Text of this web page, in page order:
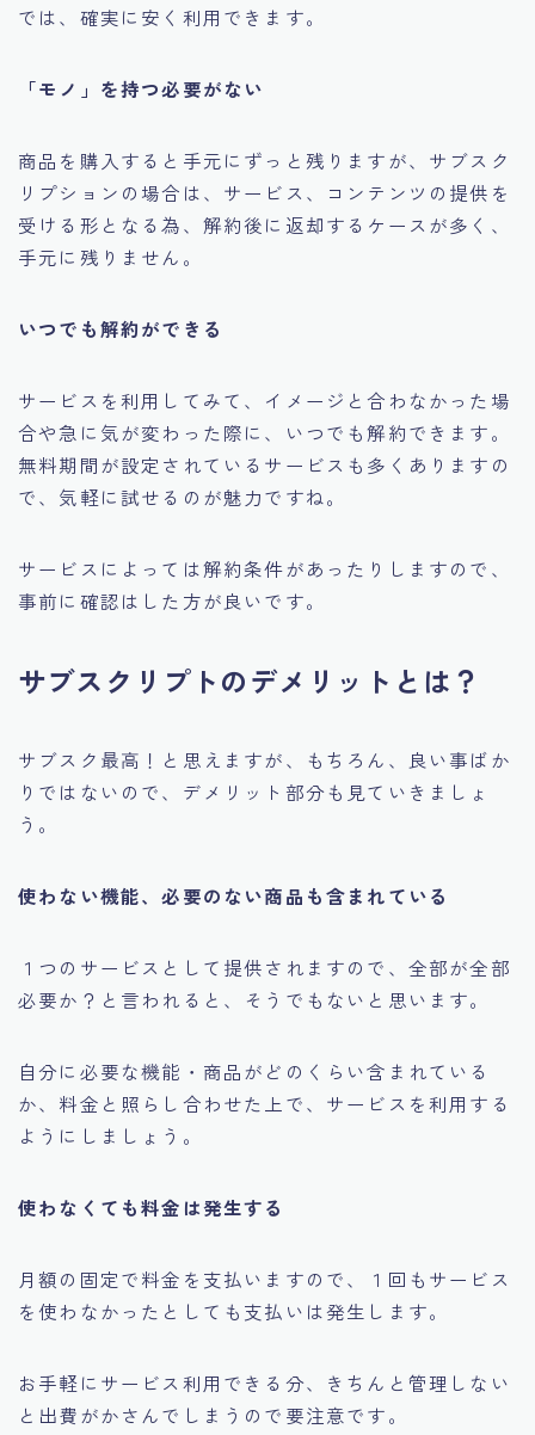
では、確実に安く利用できます。
「モノ」を持つ必要がない
商品を購入すると手元にずっと残りますが、サブスク
リプションの場合は、サービス、コンテンツの提供を
受ける形となる為、解約後に返却するケースが多く、
手元に残りません。
いつでも解約ができる
サービスを利用してみて、イメージと合わなかった場
合や急に気が変わった際に、いつでも解約できます。
無料期間が設定されているサービスも多くありますの
で、気軽に試せるのが魅力ですね。
サービスによっては解約条件があったりしますので、
事前に確認はした方が良いです。
サブスクリプトのデメリットとは？
サブスク最高！と思えますが、もちろん、良い事ばか
りではないので、デメリット部分も見ていきましょ
う。
使わない機能、必要のない商品も含まれている
１つのサービスとして提供されますので、全部が全部
必要か？と言われると、そうでもないと思います。
自分に必要な機能・商品がどのくらい含まれている
か、料金と照らし合わせた上で、サービスを利用する
ようにしましょう。
使わなくても料金は発生する
月額の固定で料金を支払いますので、１回もサービス
を使わなかったとしても支払いは発生します。
お手軽にサービス利用できる分、きちんと管理しない
と出費がかさんでしまうので要注意です。